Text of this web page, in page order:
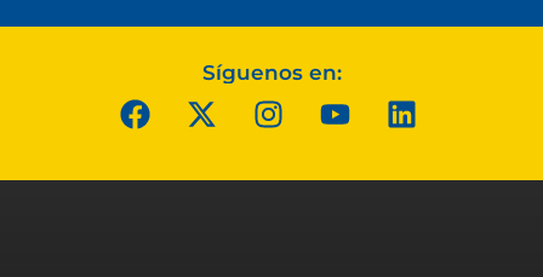
Síguenos en: